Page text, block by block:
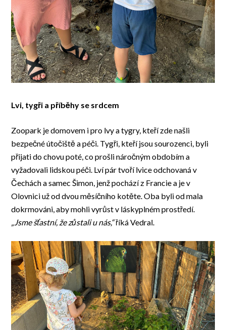
Lvi, tygři a příběhy se srdcem
Zoopark je domovem i pro lvy a tygry, kteří zde našli
bezpečné útočiště a péči. Tygři, kteří jsou sourozenci, byli
přijati do chovu poté, co prošli náročným obdobím a
vyžadovali lidskou péči. Lví pár tvoří lvice odchovaná v
Čechách a samec Šimon, jenž pochází z Francie a je v
Olovnici už od dvou měsíčního kotěte. Oba byli od mala
dokrmováni, aby mohli vyrůst v láskyplném prostředí.
„Jsme šťastní, že zůstali u nás,“říká Vedral.